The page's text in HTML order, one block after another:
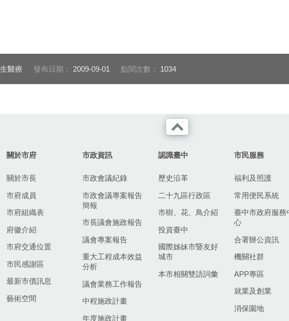
醫療 發布日期： 2009-09-01 點閱次數： 1034
關於市府
關於市長
市府成員
市府組織表
府徽介紹
市府交通位置
市民感謝區
最新市債訊息
藝術空間
市政資訊
市政會議紀錄
市政會議專案報告
簡報
市長議會施政報告
議會專案報告
重大工程成本效益
分析
議會業務工作報告
中程施政計畫
年度施政計畫
認識臺中
歷史沿革
二十九區行政區
市樹、花、鳥介紹
投資臺中
國際姊妹市暨友好
城市
本市相關雙語詞彙
市民服務
福利及照護
常用便民系統
臺中市政府服務
心
合署辦公資訊
機關社群
APP專區
就業及創業
消保園地